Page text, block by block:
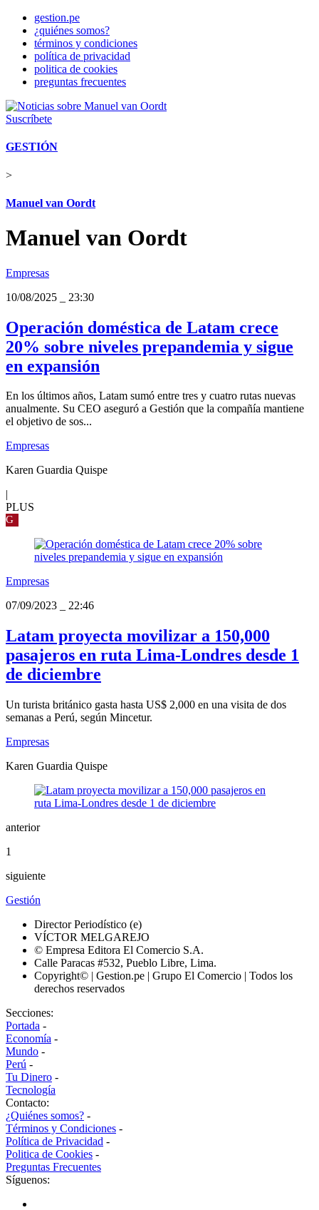
gestion.pe
¿quiénes somos?
términos y condiciones
política de privacidad
politica de cookies
preguntas frecuentes
Suscríbete
GESTIÓN
>
Manuel van Oordt
Manuel van Oordt
Empresas
10/08/2025
23:30
Operación doméstica de Latam crece
20% sobre niveles prepandemia y sigue
en expansión
En los últimos años, Latam sumó entre tres y cuatro rutas nuevas
anualmente. Su CEO aseguró a Gestión que la compañía mantiene
el objetivo de sos...
Empresas
Karen Guardia Quispe
PLUS
G
Empresas
07/09/2023
22:46
Latam proyecta movilizar a 150,000
pasajeros en ruta Lima-Londres desde 1
de diciembre
Un turista británico gasta hasta US$ 2,000 en una visita de dos
semanas a Perú, según Mincetur.
Empresas
Karen Guardia Quispe
anterior
1
siguiente
Gestión
Director Periodístico (e)
VÍCTOR MELGAREJO
© Empresa Editora El Comercio S.A.
Calle Paracas #532, Pueblo Libre, Lima.
Copyright© | Gestion.pe | Grupo El Comercio | Todos los
derechos reservados
Secciones:
Portada -
Economía -
Mundo -
Perú -
Tu Dinero -
Tecnología
Contacto:
¿Quiénes somos? -
Términos y Condiciones -
Política de Privacidad -
Politica de Cookies -
Preguntas Frecuentes
Síguenos: